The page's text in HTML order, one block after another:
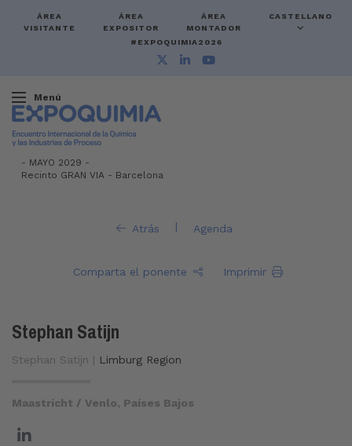
ÁREA
VISITANTE
ÁREA
EXPOSITOR
ÁREA
MONTADOR
CASTELLANO
#EXPOQUIMIA2026
Menú
- MAYO 2029 -
Recinto GRAN VIA - Barcelona
Atrás | Agenda
Comparta el ponente Imprimir
Stephan Satijn
Stephan Satijn | Limburg Region
Maastricht / Venlo, Países Bajos